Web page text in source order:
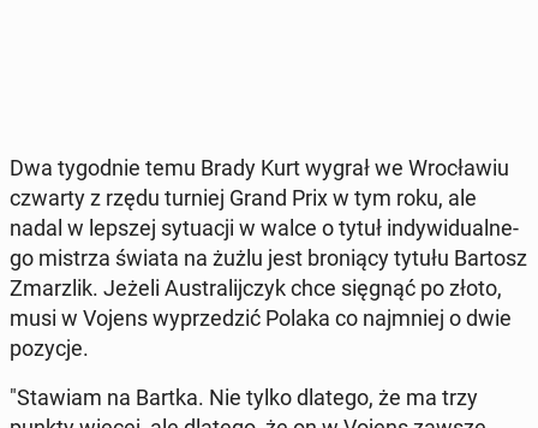
Dwa ty­go­dnie temu Brady Kurt wygrał we Wro­cła­wiu
czwarty z rzędu turniej Grand Prix w tym roku, ale
nadal w lepszej sy­tu­acji w walce o tytuł in­dy­wi­du­al­ne­
go mistrza świata na żużlu jest bro­nią­cy tytułu Bartosz
Zmar­z­lik. Jeżeli Au­stra­lij­czyk chce sięgnąć po złoto,
musi w Vojens wy­prze­dzić Polaka co naj­mniej o dwie
pozycje.
"Stawiam na Bartka. Nie tylko dlatego, że ma trzy